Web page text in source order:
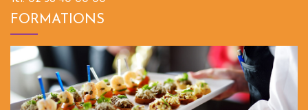
FORMATIONS